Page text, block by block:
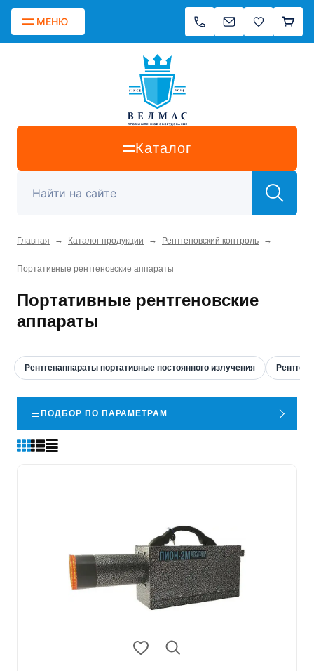
МЕНЮ
Каталог
Главная → Каталог продукции → Рентгеновский контроль →
Портативные рентгеновские аппараты
Портативные рентгеновские
аппараты
Рентгенаппараты портативные постоянного излучения
ПОДБОР ПО ПАРАМЕТРАМ